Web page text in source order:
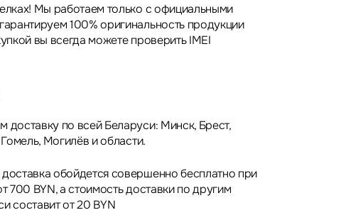
Мы работаем только с официальными
100% оригинальность продукции
вы всегда можете проверить IMEI
доставку по всей Беларуси: Минск, Брест,
Могилёв и области.
обойдется совершенно бесплатно при
700 BYN, а стоимость доставки по другим
составит от 20 BYN